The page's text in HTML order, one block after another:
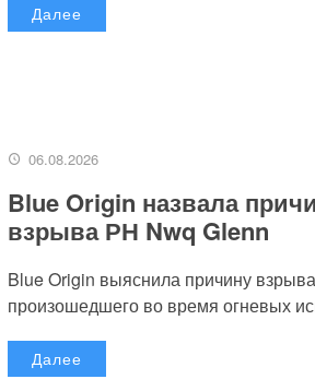
Далее
06.08.2026
Blue Origin назвала
взрыва РН Nwq Glenn
Blue Origin выяснила причину
произошедшего во время огневых
Далее